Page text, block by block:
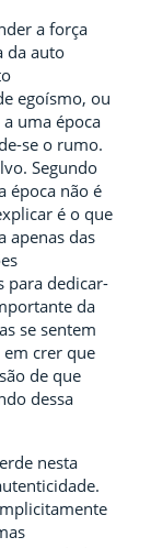
a força
da auto
egoísmo, ou
uma época
se o rumo.
Segundo
época não é
é o que
apenas das
para dedicar-
da
se sentem
crer que
de que
dessa
nesta